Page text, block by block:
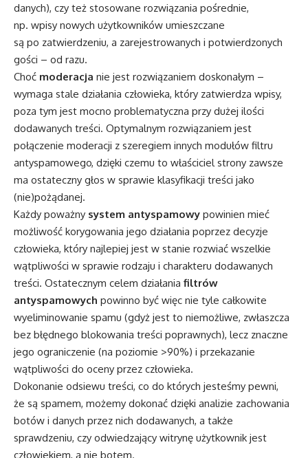
danych), czy też stosowane rozwiązania pośrednie,
np. wpisy nowych użytkowników umieszczane
są po zatwierdzeniu, a zarejestrowanych i potwierdzonych
gości – od razu.
Choć moderacja nie jest rozwiązaniem doskonałym –
wymaga stale działania człowieka, który zatwierdza wpisy,
poza tym jest mocno problematyczna przy dużej ilości
dodawanych treści. Optymalnym rozwiązaniem jest
połączenie moderacji z szeregiem innych modułów filtru
antyspamowego, dzięki czemu to właściciel strony zawsze
ma ostateczny głos w sprawie klasyfikacji treści jako
(nie)pożądanej.
Każdy poważny system antyspamowy powinien mieć
możliwość korygowania jego działania poprzez decyzje
człowieka, który najlepiej jest w stanie rozwiać wszelkie
wątpliwości w sprawie rodzaju i charakteru dodawanych
treści. Ostatecznym celem działania filtrów
antyspamowych powinno być więc nie tyle całkowite
wyeliminowanie spamu (gdyż jest to niemożliwe, zwłaszcza
bez błędnego blokowania treści poprawnych), lecz znaczne
jego ograniczenie (na poziomie >90%) i przekazanie
wątpliwości do oceny przez człowieka.
Dokonanie odsiewu treści, co do których jesteśmy pewni,
że są spamem, możemy dokonać dzięki analizie zachowania
botów i danych przez nich dodawanych, a także
sprawdzeniu, czy odwiedzający witrynę użytkownik jest
człowiekiem, a nie botem.